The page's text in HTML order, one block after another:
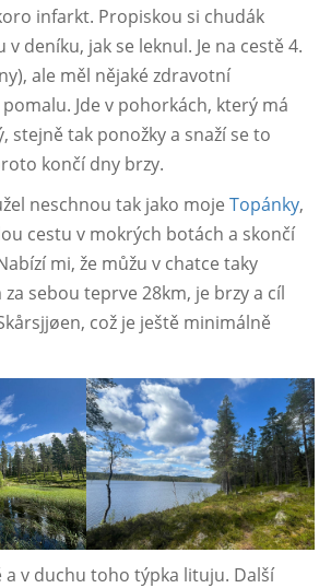
infarkt. Propiskou si chudák
deníku, jak se leknul. Je na cestě 4.
ale měl nějaké zdravotní
Jde v pohorkách, který má
stejně tak ponožky a snaží se to
končí dny brzy.
neschnou tak jako moje Topánky,
cestu v mokrých botách a skončí
mi, že můžu v chatce taky
sebou teprve 28km, je brzy a cíl
což je ještě minimálně
a v duchu toho týpka lituju. Další